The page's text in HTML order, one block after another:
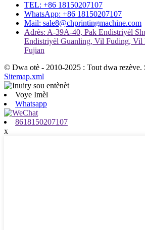
TEL: +86 18150207107
WhatsApp: +86 18150207107
Mail: sale8@chprintingmachine.com
Adrès: A-39A-40, Pak Endistriyèl
Endistriyèl Guanling, Vil Fuding, Vil
Fujian
© Dwa otè - 2010-2025 : Tout dwa rezève.
Sitemap.xml
Voye Imèl
Whatsapp
8618150207107
x